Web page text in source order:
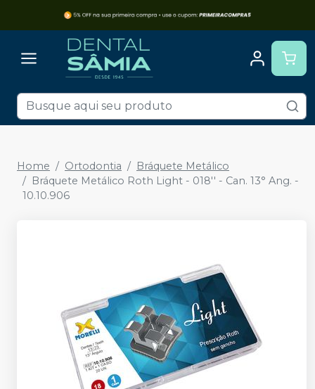
Home Ortodontia
Bráquete Metálico
Bráquete Metálico Roth Light - 018'' - Can. 13° Ang. -
10.10.906